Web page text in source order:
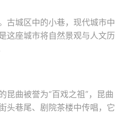
古城区中的小巷，现代城市中
这座城市将自然景观与人文历
昆曲被誉为“百戏之祖”，昆曲
头巷尾、剧院茶楼中传唱，它